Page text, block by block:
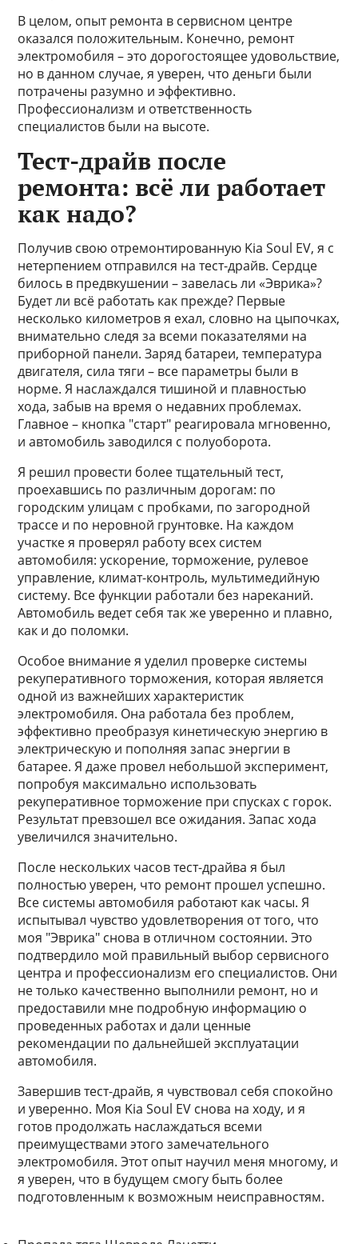
В целом, опыт ремонта в сервисном центре
оказался положительным. Конечно, ремонт
электромобиля – это дорогостоящее удовольствие,
но в данном случае, я уверен, что деньги были
потрачены разумно и эффективно.
Профессионализм и ответственность
специалистов были на высоте.
Тест-драйв после
ремонта: всё ли работает
как надо?
Получив свою отремонтированную Kia Soul EV, я с
нетерпением отправился на тест-драйв. Сердце
билось в предвкушении – завелась ли «Эврика»?
Будет ли всё работать как прежде? Первые
несколько километров я ехал, словно на цыпочках,
внимательно следя за всеми показателями на
приборной панели. Заряд батареи, температура
двигателя, сила тяги – все параметры были в
норме. Я наслаждался тишиной и плавностью
хода, забыв на время о недавних проблемах.
Главное – кнопка "старт" реагировала мгновенно,
и автомобиль заводился с полуоборота.
Я решил провести более тщательный тест,
проехавшись по различным дорогам: по
городским улицам с пробками, по загородной
трассе и по неровной грунтовке. На каждом
участке я проверял работу всех систем
автомобиля: ускорение, торможение, рулевое
управление, климат-контроль, мультимедийную
систему. Все функции работали без нареканий.
Автомобиль ведет себя так же уверенно и плавно,
как и до поломки.
Особое внимание я уделил проверке системы
рекуперативного торможения, которая является
одной из важнейших характеристик
электромобиля. Она работала без проблем,
эффективно преобразуя кинетическую энергию в
электрическую и пополняя запас энергии в
батарее. Я даже провел небольшой эксперимент,
попробуя максимально использовать
рекуперативное торможение при спусках с горок.
Результат превзошел все ожидания. Запас хода
увеличился значительно.
После нескольких часов тест-драйва я был
полностью уверен, что ремонт прошел успешно.
Все системы автомобиля работают как часы. Я
испытывал чувство удовлетворения от того, что
моя "Эврика" снова в отличном состоянии. Это
подтвердило мой правильный выбор сервисного
центра и профессионализм его специалистов. Они
не только качественно выполнили ремонт, но и
предоставили мне подробную информацию о
проведенных работах и дали ценные
рекомендации по дальнейшей эксплуатации
автомобиля.
Завершив тест-драйв, я чувствовал себя спокойно
и уверенно. Моя Kia Soul EV снова на ходу, и я
готов продолжать наслаждаться всеми
преимуществами этого замечательного
электромобиля. Этот опыт научил меня многому, и
я уверен, что в будущем смогу быть более
подготовленным к возможным неисправностям.